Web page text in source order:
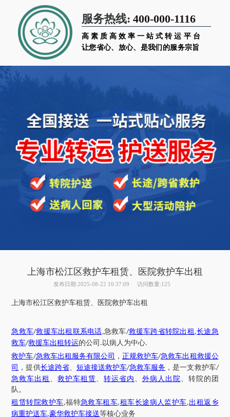
服务热线: 400-000-1116
高素质高效率一站式转运平台
让您省心、放心、是我们的服务宗旨
上海市松江区救护车租赁、医院救护车出租
发布日期:2025-08-22 10:37:09 访问数量:125
上海市松江区救护车租赁、医院救护车出租
急救车/救援车出租联系电话,急救车/救援车跨省转院出租,长途急
救车/救援车出租转运的公司 . 以病人为中心.
救护车/急救车出租服务有限公司 ， 正规救护车/急救车出租救援公
司
，提供长途跨省、 短途接送救护车/急救车服务 ，是一支救护车/
急救车出租 、救护车租赁、转运省内 、 外病人出院、转院的团
队。
租赁转院救护车,福特急救车租车,租车长途病人监护车,出租返乡
病重护送车,豪华救护车接送等核心业务